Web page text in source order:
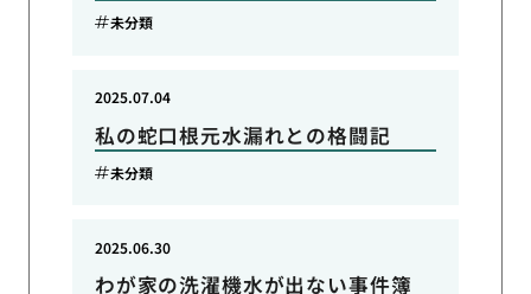
未分類
私の蛇口根元水漏れとの格闘記
2025.07.04
未分類
わが家の洗濯機水が出ない事件簿
2025.06.30